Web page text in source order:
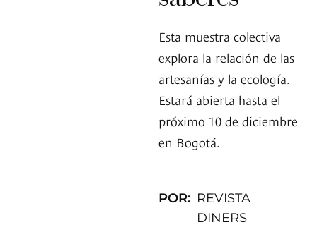
Esta muestra colectiva
explora la relación de las
artesanías y la ecología.
Estará abierta hasta el
próximo 10 de diciembre
en Bogotá.
POR: REVISTA
DINERS